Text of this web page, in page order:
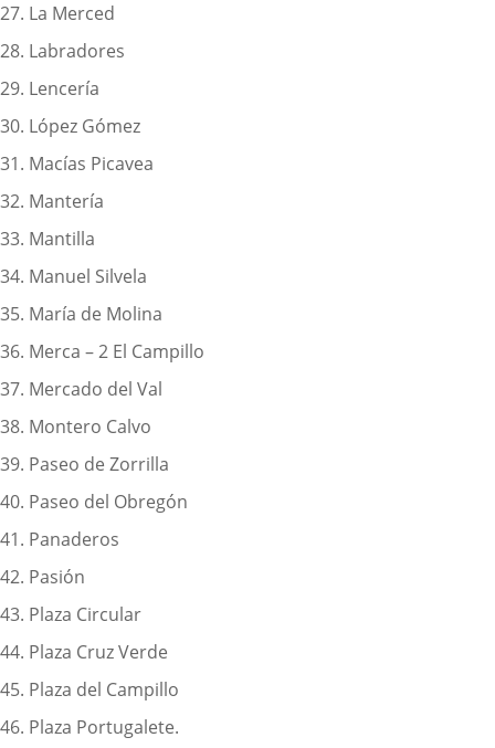
27. La Merced
28. Labradores
29. Lencería
30. López Gómez
31. Macías Picavea
32. Mantería
33. Mantilla
34. Manuel Silvela
35. María de Molina
36. Merca – 2 El Campillo
37. Mercado del Val
38. Montero Calvo
39. Paseo de Zorrilla
40. Paseo del Obregón
41. Panaderos
42. Pasión
43. Plaza Circular
44. Plaza Cruz Verde
45. Plaza del Campillo
46. Plaza Portugalete.